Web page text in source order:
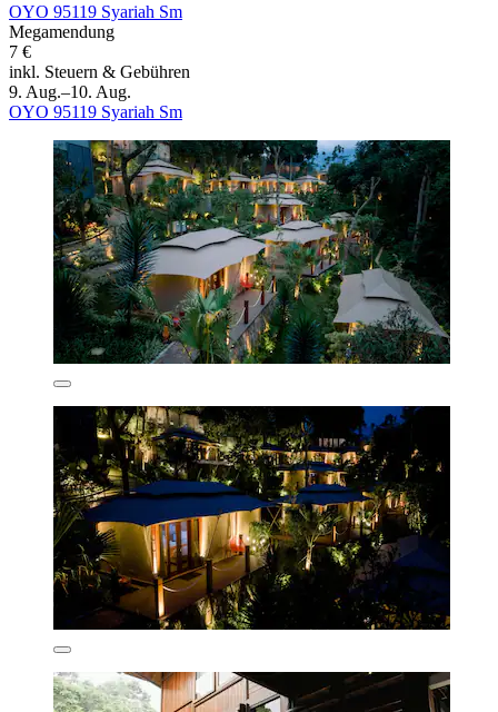
OYO 95119 Syariah Sm
Megamendung
7 €
inkl. Steuern & Gebühren
9. Aug.–10. Aug.
OYO 95119 Syariah Sm